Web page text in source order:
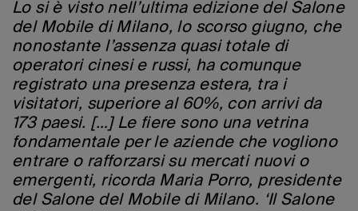
Lo si è visto nell’ultima edizione del Salone
del Mobile di Milano, lo scorso giugno, che
nonostante l’assenza quasi totale di
operatori cinesi e russi, ha comunque
registrato una presenza estera, tra i
visitatori, superiore al 60%, con arrivi da
173 paesi. […] Le fiere sono una vetrina
fondamentale per le aziende che vogliono
entrare o rafforzarsi su mercati nuovi o
emergenti, ricorda Maria Porro, presidente
del Salone del Mobile di Milano. ‘Il Salone